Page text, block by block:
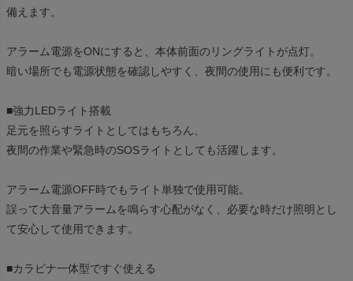
備えます。
アラーム電源をONにすると、本体前面のリングライトが点灯。
暗い場所でも電源状態を確認しやすく、夜間の使用にも便利です。
■強力LEDライト搭載
足元を照らすライトとしてはもちろん、
夜間の作業や緊急時のSOSライトとしても活躍します。
アラーム電源OFF時でもライト単独で使用可能。
誤って大音量アラームを鳴らす心配がなく、必要な時だけ照明とし
て安心して使用できます。
■カラビナ一体型ですぐ使える